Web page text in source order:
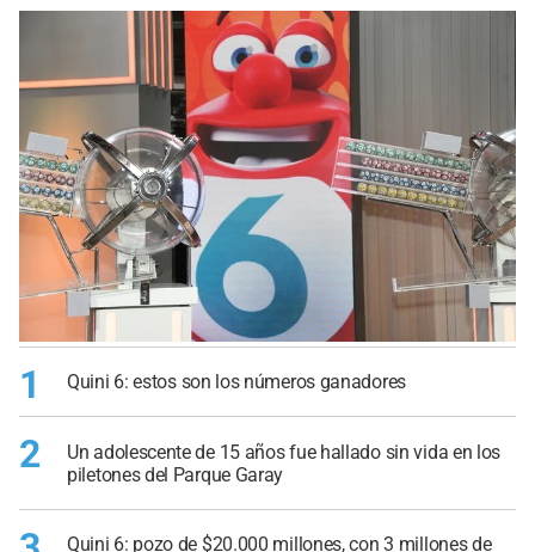
1 Quini 6: estos son los números ganadores
2
Un adolescente de 15 años fue hallado sin vida en los
piletones del Parque Garay
Quini 6: pozo de $20.000 millones, con 3 millones de